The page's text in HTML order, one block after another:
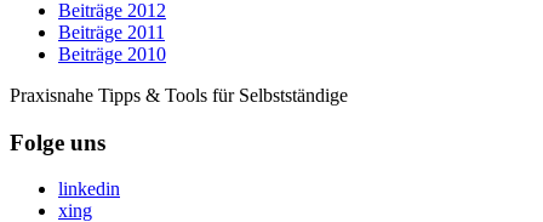
Beiträge 2012
Beiträge 2011
Beiträge 2010
Praxisnahe Tipps & Tools für Selbstständige
Folge uns
linkedin
xing